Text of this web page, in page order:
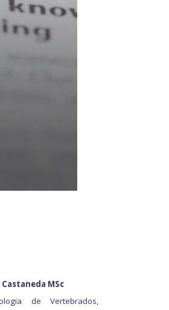
MSc
de Vertebrados,